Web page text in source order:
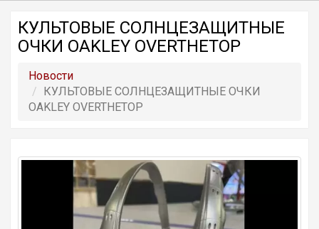
КУЛЬТОВЫЕ СОЛНЦЕЗАЩИТНЫЕ
ОЧКИ OAKLEY OVERTHETOP
Новости
КУЛЬТОВЫЕ СОЛНЦЕЗАЩИТНЫЕ ОЧКИ
OAKLEY OVERTHETOP